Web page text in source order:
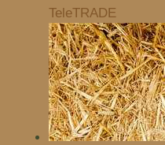
TeleTRADE